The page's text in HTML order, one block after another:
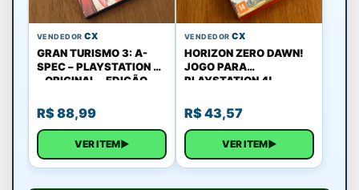
VENDEDORCX
GRAN TURISMO 3: A-
SPEC – PLAYSTATION 2
– ORIGINAL – EDIÇÃO
R$88,99
VER ITEM▶
VENDEDORCX
HORIZON ZERO DAWN!
JOGO PARA
PLAYSTATION 4!
R$43,57
VER ITEM▶